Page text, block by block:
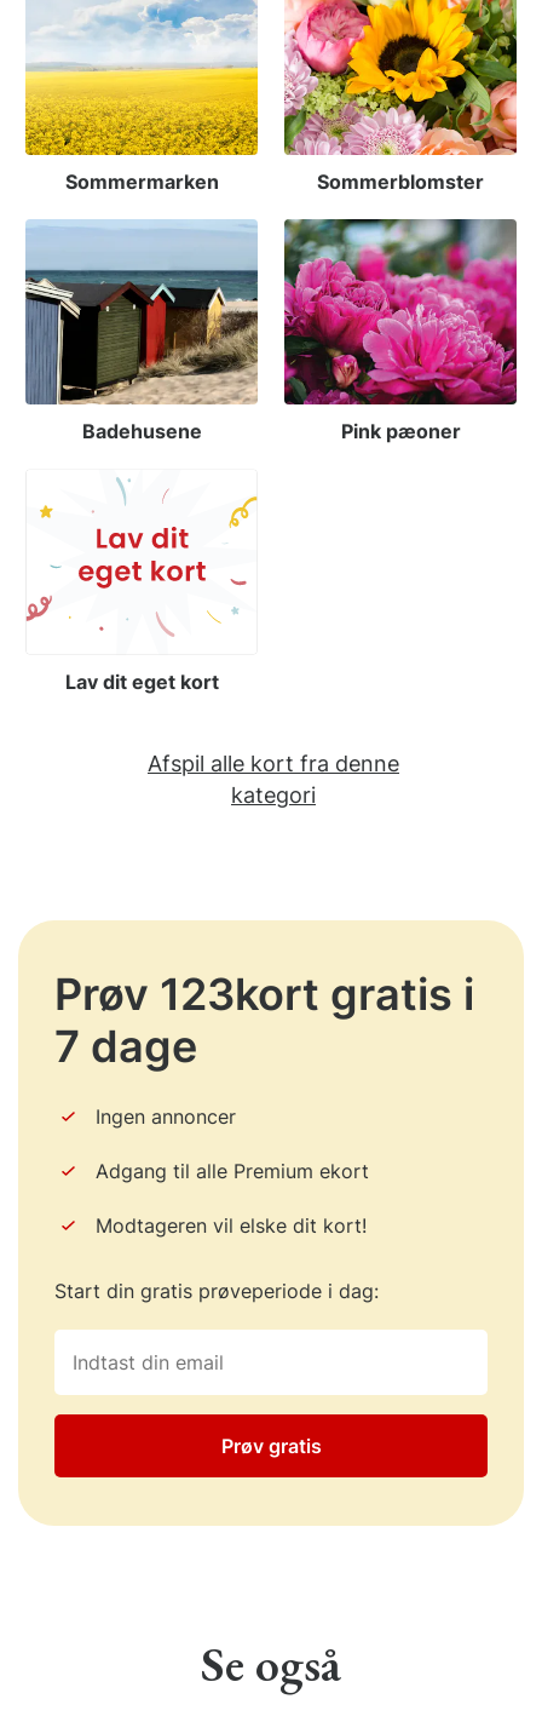
Sommermarken Sommerblomster
Badehusene Pink pæoner
Lav dit eget kort
Afspil alle kort fra denne
kategori
Prøv 123kort gratis i
7 dage
Ingen annoncer
Adgang til alle Premium ekort
Modtageren vil elske dit kort!
Start din gratis prøveperiode i dag:
Prøv gratis
Se også